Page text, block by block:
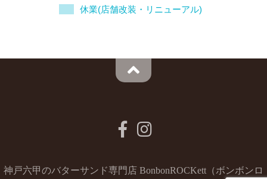
休業(店舗改装・リニューアル)
神戸六甲のバターサンド専門店 BonbonROCKett（ボンボンロ